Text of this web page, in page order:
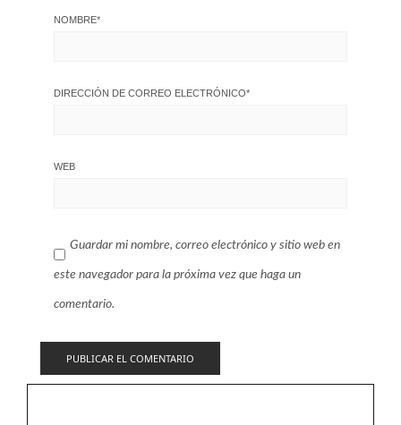
NOMBRE*
DIRECCIÓN DE CORREO ELECTRÓNICO*
WEB
Guardar mi nombre, correo electrónico y sitio web en
este navegador para la próxima vez que haga un
comentario.